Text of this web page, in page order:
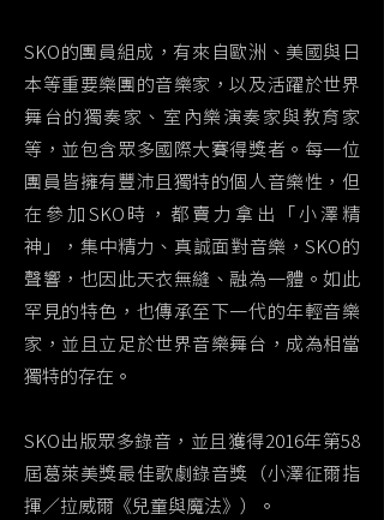
SKO的團員組成，有來自歐洲、美國與日
本等重要樂團的音樂家，以及活躍於世界
舞台的獨奏家、室內樂演奏家與教育家
等，並包含眾多國際大賽得獎者。每一位
團員皆擁有豐沛且獨特的個人音樂性，但
在參加SKO時，都賣力拿出「小澤精
神」，集中精力、真誠面對音樂，SKO的
聲響，也因此天衣無縫、融為一體。如此
罕見的特色，也傳承至下一代的年輕音樂
家，並且立足於世界音樂舞台，成為相當
獨特的存在。
SKO出版眾多錄音，並且獲得2016年第58
屆葛萊美獎最佳歌劇錄音獎（小澤征爾指
揮／拉威爾《兒童與魔法》）。